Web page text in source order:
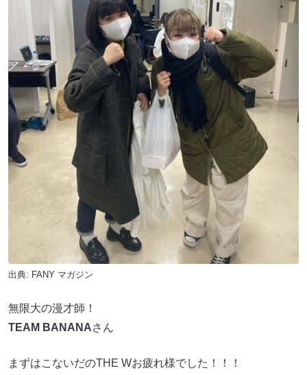
出典: FANY マガジン
無限大の漫才師！
TEAM BANANAさん
まずはこないだのTHE Wお疲れ様でした！！！